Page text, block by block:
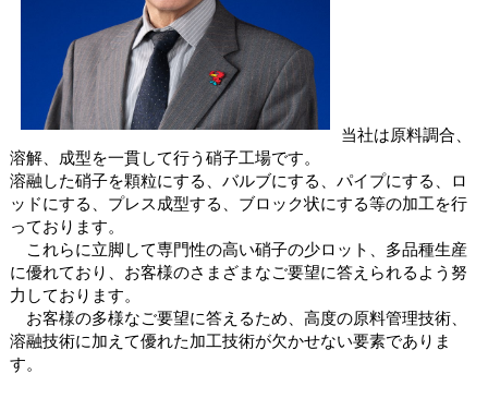
当社は原料調合、
溶解、成型を一貫して行う硝子工場です。
溶融した硝子を顆粒にする、バルブにする、パイプにする、ロ
ッドにする、プレス成型する、ブロック状にする等の加工を行
っております。
これらに立脚して専門性の高い硝子の少ロット、多品種生産
に優れており、お客様のさまざまなご要望に答えられるよう努
力しております。
お客様の多様なご要望に答えるため、高度の原料管理技術、
溶融技術に加えて優れた加工技術が欠かせない要素でありま
す。